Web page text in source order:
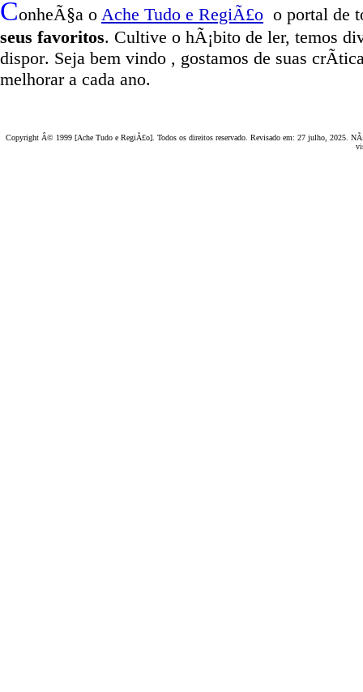
ConheÃ§a o Ache Tudo e RegiÃ£o o portal de
seus favoritos. Cultive o hÃ¡bito de ler, temos
dispor. Seja bem vindo , gostamos de suas
melhorar a cada ano.
Copyright Â© 1999 [Ache Tudo e RegiÃ£o]. Todos os direitos reservado. Revisado em: 27 julho, 2025 .